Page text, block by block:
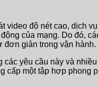
độ nét cao, dịch
của mạng. Do đó,
đơn giản trong vận hành.
yêu cầu này và
cấp một tập hợp phong